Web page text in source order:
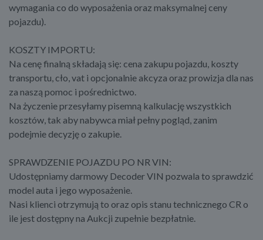
wymagania co do wyposażenia oraz maksymalnej ceny
pojazdu).
KOSZTY IMPORTU:
Na cenę finalną składają się: cena zakupu pojazdu, koszty
transportu, cło, vat i opcjonalnie akcyza oraz prowizja dla nas
za naszą pomoc i pośrednictwo.
Na życzenie przesyłamy pisemną kalkulację wszystkich
kosztów, tak aby nabywca miał pełny pogląd, zanim
podejmie decyzję o zakupie.
SPRAWDZENIE POJAZDU PO NR VIN:
Udostępniamy darmowy Decoder VIN pozwala to sprawdzić
model auta i jego wyposażenie.
Nasi klienci otrzymują to oraz opis stanu technicznego CR o
ile jest dostępny na Aukcji zupełnie bezpłatnie.